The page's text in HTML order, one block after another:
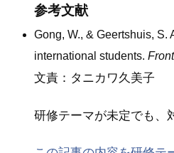
参考文献
Gong, W., & Geertshuis, S.
international students.
文責：タニカワ久美子
研修テーマが未定でも、